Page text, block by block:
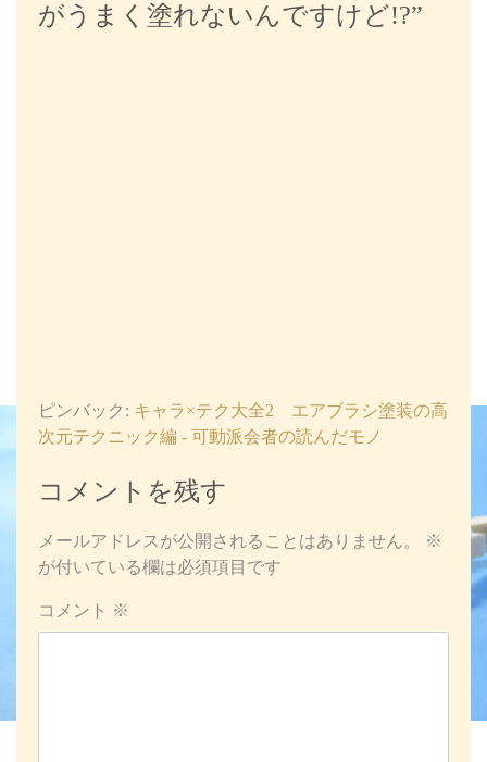
がうまく塗れないんですけど!?”
ピンバック: キャラ×テク大全2 エアブラシ塗装の高
次元テクニック編 - 可動派会者の読んだモノ
コメントを残す
メールアドレスが公開されることはありません。
※
が付いている欄は必須項目です
コメント ※